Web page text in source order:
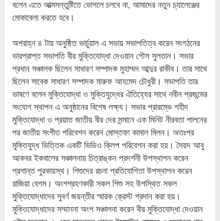
বলেন এতে আত্মসন্তুষ্টিতে ভোগলে চলবে না, আমাদের নতুন চ্যালেঞ্জের
মোকাবেলা করতে হবে।
অপরাহ্ন ৪ টায় অনুষ্ঠিত ভার্চুয়াল এ সভায় সভাপতিত্ব করেন সংগঠনের
ভারপ্রাপ্ত সভাপতি বীর মুক্তিযোদ্ধা দেওয়ান গৌস সুলতান। সভার
প্রধান সঞ্চালক ছিলেন সাধারণ সম্পাদক মুহাম্মদ আব্দুর রাকীব। তার সাথে
ছিলেন সাবেক সাধারণ সম্পাদক মারুফ আহমেদ চৌধুরী। সভাপতি তার
ভাষণে বলেন মুক্তিযোদ্ধা ও মুক্তিযুদ্ধের ঐতিহ্যের সাথে নবীন প্রজন্মের
সংযোগ স্থাপন এ অনুষ্ঠানের বিশেষ লক্ষ্য। সভার প্রারম্ভে শহীদ
মুক্তিযোদ্ধা ও প্রয়াত জাতীয় বীর দের সন্মানে এক মিনিট নীরবতা পালনের
পর জাতীয় সংগীত পরিবেশন করেন মোস্তফা কামাল মিলন। অতঃপর
মুক্তিযুদ্ধ ভিত্তিক একটি ভিডিও ক্লিপ পরিবেশন করা হয়। সৈয়দ আবু
আকবর ইকবালের সঞ্চালনায় চিত্রাঙ্কন প্রদর্শনী উপস্থাপন করেন
প্রশান্ত পুরকায়স্থ। শিশুদের রচনা প্রতিযোগিতা উপস্থাপন করেন
রাজিয়া বেগম। অংশগ্রহণকারী সকল শিশু সহ উপস্থিত সকল
মুক্তিযোদ্ধাদের সুবর্ণ জয়ন্তীর স্মারক ক্রেস্ট প্রদান করা হয়।
মুক্তিযোদ্ধাদের সম্মাননা অংশ সঞ্চালনা করেন বীর মুক্তিযোদ্ধা দেওয়ান